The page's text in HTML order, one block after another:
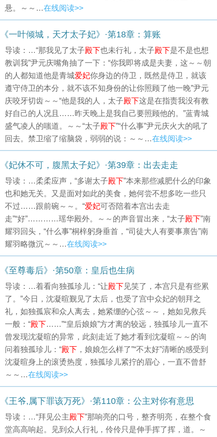
悬。～～…在线阅读>>
《一叶倾城，天才太子妃》·第18章：算账
导读：…“那我见了太子殿下也未行礼，太子殿下是不是也想
教训我”尹元庆嘴角抽了一下：“你我即将成是夫妻，这～～朝
的人都知道他是青城爱妃你身边的侍卫，既然是侍卫，就该
遵守侍卫的本分，就不该不知身份的让你照顾了他一晚”尹元
庆咬牙切齿～～“他是我的人，太子殿下这是在指责我没有教
好自己的人况且……昨天晚上是我自己要照顾他的。”蓝青城
盛气凌人的嗤道。～～“太子殿下”“什么事”尹元庆火大的吼了
回去。禁卫缩了缩脑袋，弱弱的说：～～…在线阅读>>
《妃休不可，腹黑太子妃》·第39章：出去走走
导读：…柔柔应声，“多谢太子殿下”本来那些减肥什么的印象
也和她无关。又是面对如此的美食，她何尝不想多吃一些只
不过……跟前碗～～。“爱妃可否陪着本宫出去走
走”“好”…………瑶华殿外。～～的声音冒出来，“太子殿下”南
耀羽回头，“什么事”桐梓躬身垂首，“司徒大人有要事禀告”南
耀羽略微沉～～…在线阅读>>
《至尊毒后》·第50章：皇后也生病
导读：…着看向独孤珍儿：“让殿下见笑了，本宫只是有些累
了。”今日，沈凝暄觐见了太后，也受了宫中众妃的朝拜之
礼，如独孤宸和众人离去，她紧绷的心弦～～，她如见救兵
一般：“殿下……”“皇后娘娘”方才离的较远，独孤珍儿一直不
曾发现沈凝暄的异常，此刻走近了她才看到沈凝暄～～的询
问着独孤珍儿：“殿下 ，娘娘怎么样了”“不太好”清晰的感受到
沈凝暄身上的滚烫热度，独孤珍儿紧拧的眉心，一直不曾舒
～～…在线阅读>>
《王爷,属下罪该万死》·第110章：公主对你有意思
导读：…“拜见公主殿下”那响亮的口号，整齐明亮，在整个食
堂高高响起。见到众人行礼，伶伶只是伸手挥了挥，道。～